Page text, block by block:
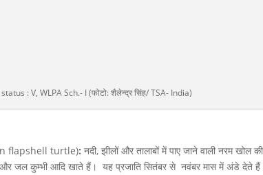
status : V, WLPA Sch.- I (फोटो: शैलेन्द्र सिंह/ TSA- India)
flapshell turtle):नदी, झीलों और तालाबों में पाए जाने वाली नरम खोल
और जल कुम्भी आदि खाते हैं। यह प्रजाति सितंबर से नवंबर मास में अंडे देते